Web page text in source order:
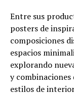
Entre sus
posters de
composiciones
espacios
explorando
y combinaciones
estilos de